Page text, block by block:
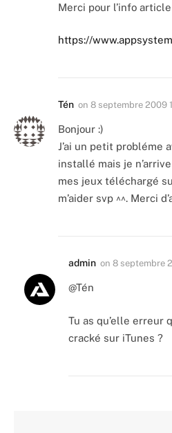
Merci pour l’info
https://
Tén on 8 septembre 2009
Bonjour :)
J’ai un petit probléme
installé mais je
mes jeux téléchargé
m’aider svp ^^. Merci
admin on 8 septembre
@Tén
Tu as qu’elle erreur
cracké sur iTunes ?